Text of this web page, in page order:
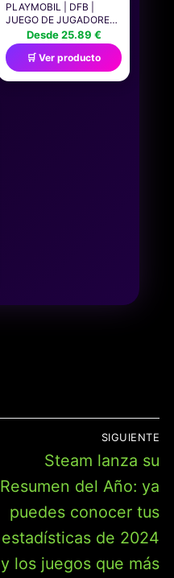
PLAYMOBIL | DFB |
JUEGO DE JUGADORES
1 | FIGURAS DE FÚTBOL
| JUEGO DE FÚTBOL |
210449
Desde 25.89 €
🛒 Ver producto
SIGUIENTE
Entrada
siguiente:
Steam lanza su
Resumen del Año: ya
puedes conocer tus
estadísticas de 2024
y los juegos que más